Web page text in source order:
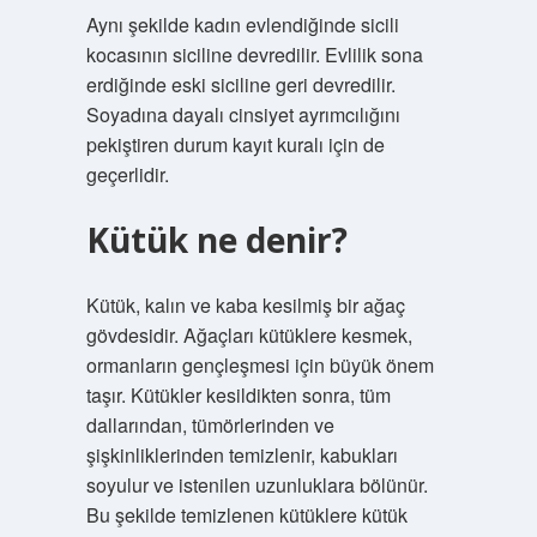
Aynı şekilde kadın evlendiğinde sicili
kocasının siciline devredilir. Evlilik sona
erdiğinde eski siciline geri devredilir.
Soyadına dayalı cinsiyet ayrımcılığını
pekiştiren durum kayıt kuralı için de
geçerlidir.
Kütük ne denir?
Kütük, kalın ve kaba kesilmiş bir ağaç
gövdesidir. Ağaçları kütüklere kesmek,
ormanların gençleşmesi için büyük önem
taşır. Kütükler kesildikten sonra, tüm
dallarından, tümörlerinden ve
şişkinliklerinden temizlenir, kabukları
soyulur ve istenilen uzunluklara bölünür.
Bu şekilde temizlenen kütüklere kütük